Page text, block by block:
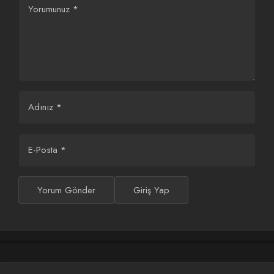
fabrikadan atmaya çalışır. Daha ilk andan birbirlerine gıcık
Ada’da kalırlar. Ne olduğunu anlayamadan kendisini Poyraz’la
Yorumunuz *
Adınız *
E-Posta *
Yorum Gönder Giriş Yap